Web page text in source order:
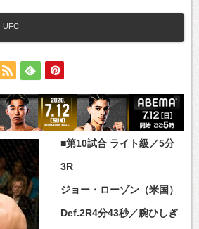
UFC
■第10試合 ライト級／5分
3R
ジョー・ローゾン（米国）
Def.2R4分43秒／腕ひしぎ